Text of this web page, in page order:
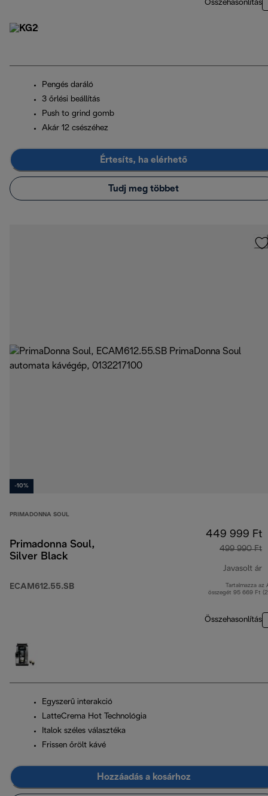
Összehasonlítás
Pengés daráló
3 őrlési beállítás
Push to grind gomb
Akár 12 csészéhez
Értesíts, ha elérhető
Tudj meg többet
-10%
PRIMADONNA SOUL
Primadonna Soul,
Silver Black
ECAM612.55.SB
449 999 Ft
499 990 Ft
Javasolt ár
Tartalmazza az
összegét 95 669 Ft
Összehasonlítás
Egyszerű interakció
LatteCrema Hot Technológia
Italok széles választéka
Frissen őrölt kávé
Hozzáadás a kosárhoz